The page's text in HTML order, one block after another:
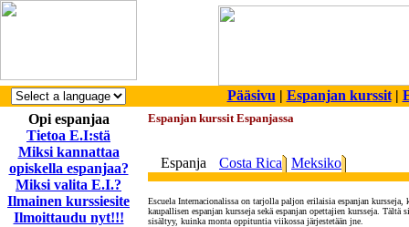
Pääsivu | Espanjan kurssit|
Opi espanjaa
Tietoa E.I:stä
Miksi kannattaa
opiskella espanjaa?
Miksi valita E.I.?
Ilmainen kurssiesite
Ilmoittaudu nyt!!!
Espanjan kurssit Espanjassa
Espanja Costa Rica Meksiko
Escuela Internacionalissa on tarjolla paljon erilaisia espanjan
kaupallisen espanjan kursseja sekä espanjan opettajien kursseja.
sisältyy, kuinka monta oppituntia viikossa järjestetään jne.